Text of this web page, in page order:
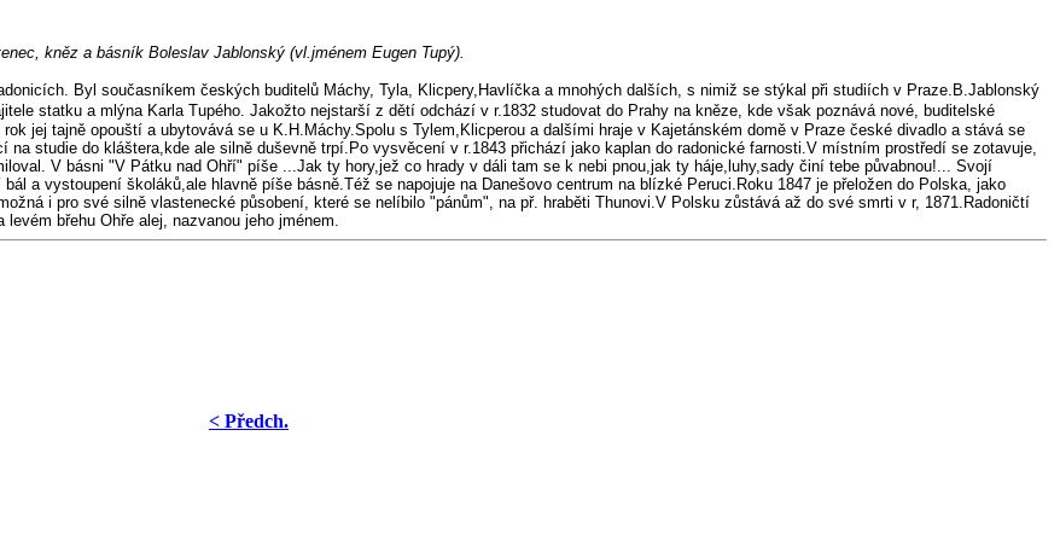
kněz a básník Boleslav Jablonský (vl.jménem Eugen Tupý).
Byl současníkem českých buditelů Máchy, Tyla, Klicpery,Havlíčka a mnohých dalších, s nimiž se stýkal při studiích v Praze.B.Jablonský
statku a mlýna Karla Tupého. Jakožto nejstarší z dětí odchází v r.1832 studovat do Prahy na kněze, kde však poznává nové, buditelské
jej tajně opouští a ubytovává se u K.H.Máchy.Spolu s Tylem,Klicperou a dalšími hraje v Kajetánském domě v Praze české divadlo a stává se
studie do kláštera,kde ale silně duševně trpí.Po vysvěcení v r.1843 přichází jako kaplan do radonické farnosti.V místním prostředí se zotavuje,
V básni "V Pátku nad Ohří" píše ...Jak ty hory,jež co hrady v dáli tam se k nebi pnou,jak ty háje,luhy,sady činí tebe půvabnou!... Svojí
a vystoupení školáků,ale hlavně píše básně.Též se napojuje na Danešovo centrum na blízké Peruci.Roku 1847 je přeložen do Polska, jako
i pro své silně vlastenecké působení, které se nelíbilo "pánům", na př. hraběti Thunovi.V Polsku zůstává až do své smrti v r, 1871.Radoničtí
břehu Ohře alej, nazvanou jeho jménem.
< Předch.